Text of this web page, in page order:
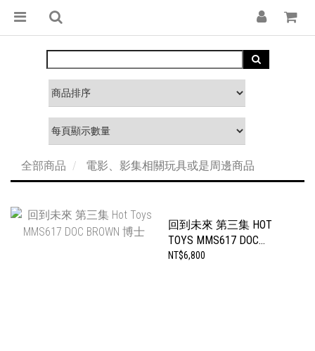
全部商品 電影、影集相關玩具或是周邊商品
回到未來 第三集 HOT
TOYS MMS617 DOC
BROWN 博士
NT$6,800